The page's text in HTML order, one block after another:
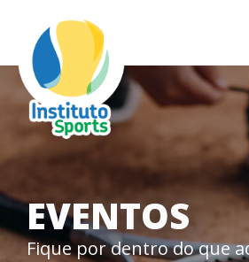
EVENTOS
Fique por dentro do que